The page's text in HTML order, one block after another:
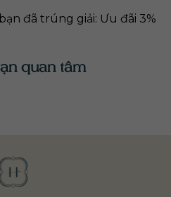
đã trúng giải: Ưu đãi 3%
quan tâm